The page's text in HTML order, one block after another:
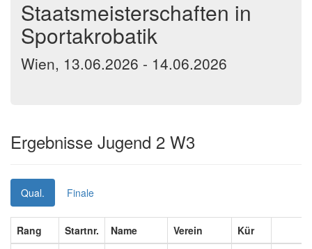
Staatsmeisterschaften in
Sportakrobatik
Wien, 13.06.2026 - 14.06.2026
Ergebnisse Jugend 2 W3
Qual. Finale
Rang Startnr. Name Verein Kür